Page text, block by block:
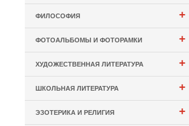
+
ФИЛОСОФИЯ
+
ФОТОАЛЬБОМЫ И ФОТОРАМКИ
+
ХУДОЖЕСТВЕННАЯ ЛИТЕРАТУРА
+
ШКОЛЬНАЯ ЛИТЕРАТУРА
+
ЭЗОТЕРИКА И РЕЛИГИЯ